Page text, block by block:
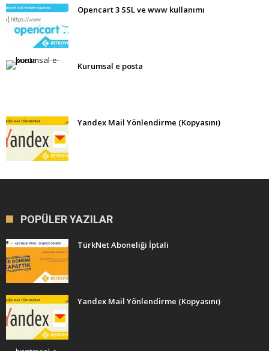
Opencart 3 SSL ve www kullanımı
Kurumsal e posta
Yandex Mail Yönlendirme (Kopyasını)
POPÜLER YAZILAR
TürkNet Aboneliği İptali
Yandex Mail Yönlendirme (Kopyasını)